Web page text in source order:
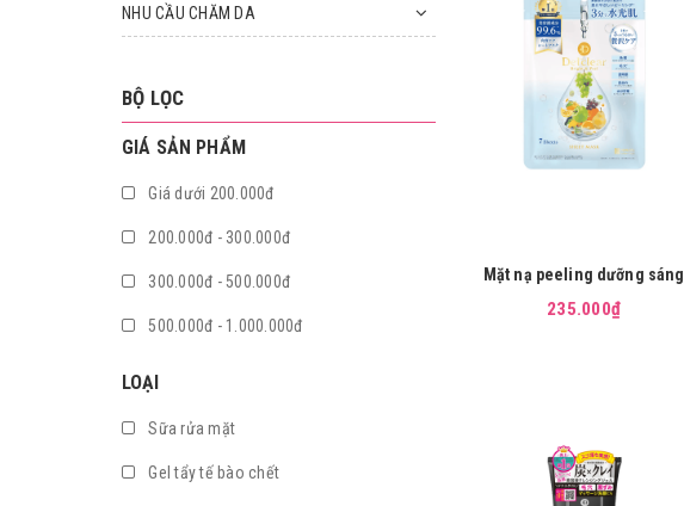
Mặt nạ peeling dưỡng sáng
Bright&Peel Sheet Mask
235.000₫
NHU CẦU CHĂM DA
BỘ LỌC
GIÁ SẢN PHẨM
Giá dưới 200.000đ
200.000đ - 300.000đ
300.000đ - 500.000đ
500.000đ - 1.000.000đ
LOẠI
Sữa rửa mặt
Gel tẩy tế bào chết